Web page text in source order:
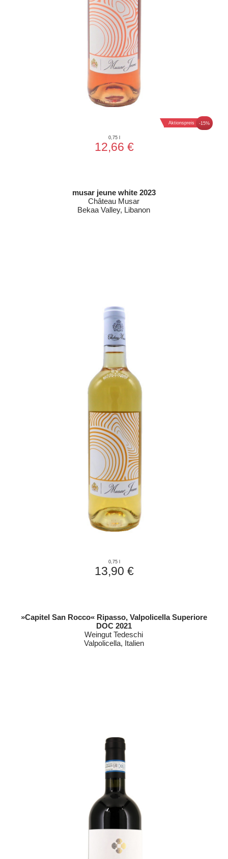
-15%
Aktionspreis
0,75 l
12,66 €
musar jeune white 2023
Château Musar
Bekaa Valley, Libanon
0,75 l
13,90 €
»Capitel San Rocco« Ripasso, Valpolicella Superiore
DOC 2021
Weingut Tedeschi
Valpolicella, Italien